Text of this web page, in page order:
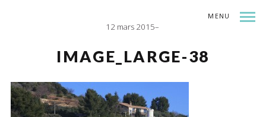
MENU
12 mars 2015
IMAGE_LARGE-38